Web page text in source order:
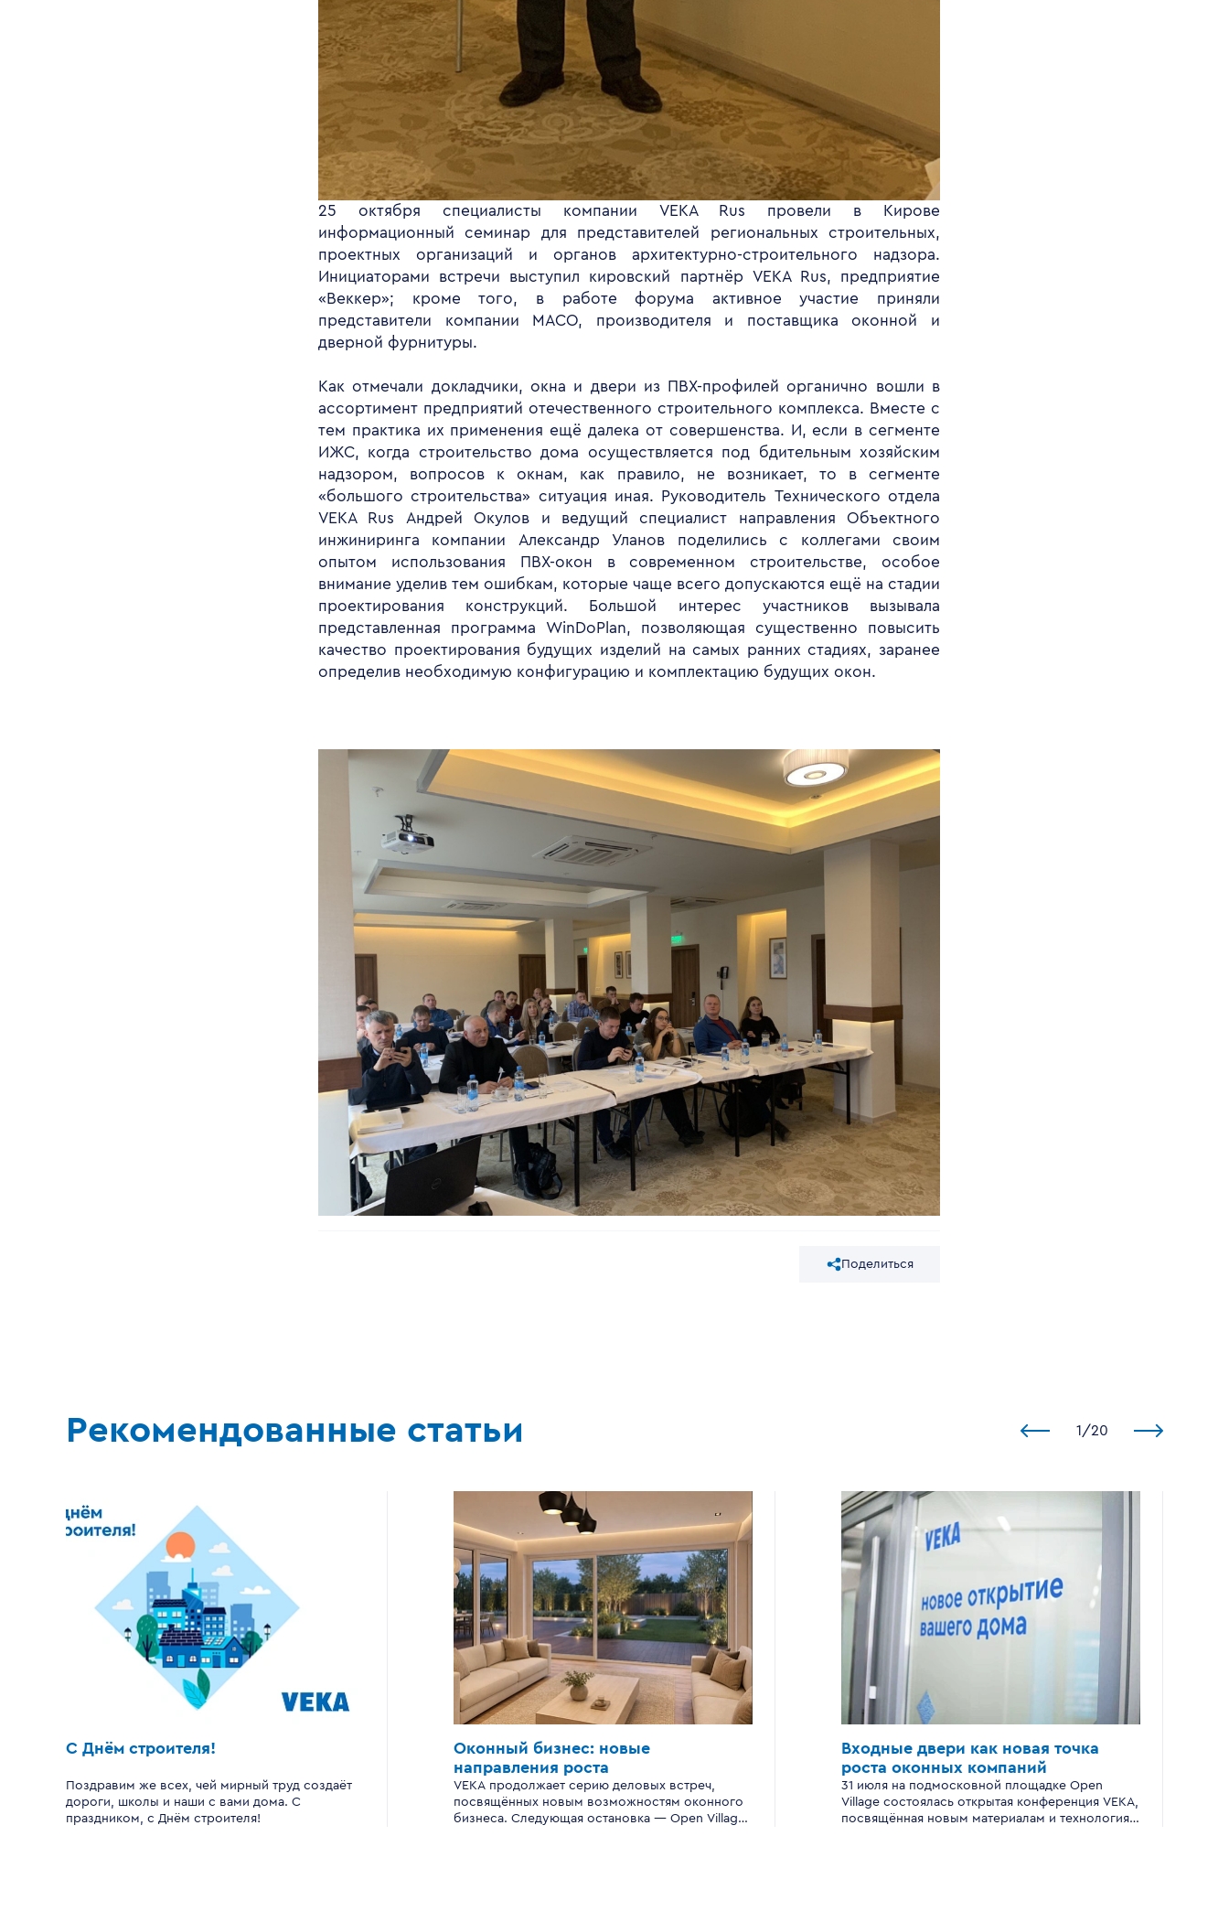
25 октября специалисты компании VEKA Rus провели в Кирове
информационный семинар для представителей региональных строительных,
проектных организаций и органов архитектурно-строительного надзора.
Инициаторами встречи выступил кировский партнёр VEKA Rus, предприятие
«Веккер»; кроме того, в работе форума активное участие приняли
представители компании MACO, производителя и поставщика оконной и
дверной фурнитуры.
Как отмечали докладчики, окна и двери из ПВХ-профилей органично вошли в
ассортимент предприятий отечественного строительного комплекса. Вместе с
тем практика их применения ещё далека от совершенства. И, если в сегменте
ИЖС, когда строительство дома осуществляется под бдительным хозяйским
надзором, вопросов к окнам, как правило, не возникает, то в сегменте
«большого строительства» ситуация иная. Руководитель Технического отдела
VEKA Rus Андрей Окулов и ведущий специалист направления Объектного
инжиниринга компании Александр Уланов поделились с коллегами своим
опытом использования ПВХ-окон в современном строительстве, особое
внимание уделив тем ошибкам, которые чаще всего допускаются ещё на стадии
проектирования конструкций. Большой интерес участников вызывала
представленная программа WinDoPlan, позволяющая существенно повысить
качество проектирования будущих изделий на самых ранних стадиях, заранее
определив необходимую конфигурацию и комплектацию будущих окон.
Поделиться
Рекомендованные статьи 1 /20
С Днём строителя!
Поздравим же всех, чей мирный труд создаёт
дороги, школы и наши с вами дома. С
праздником, с Днём строителя!
Оконный бизнес: новые
направления роста
VEKA продолжает серию деловых встреч,
посвящённых новым возможностям оконного
бизнеса. Следующая остановка — Open Village
Входные двери как новая точка
роста оконных компаний
31 июля на подмосковной площадке Open
Village состоялась открытая конференция VEKA,
посвящённая новым материалам и технологиям